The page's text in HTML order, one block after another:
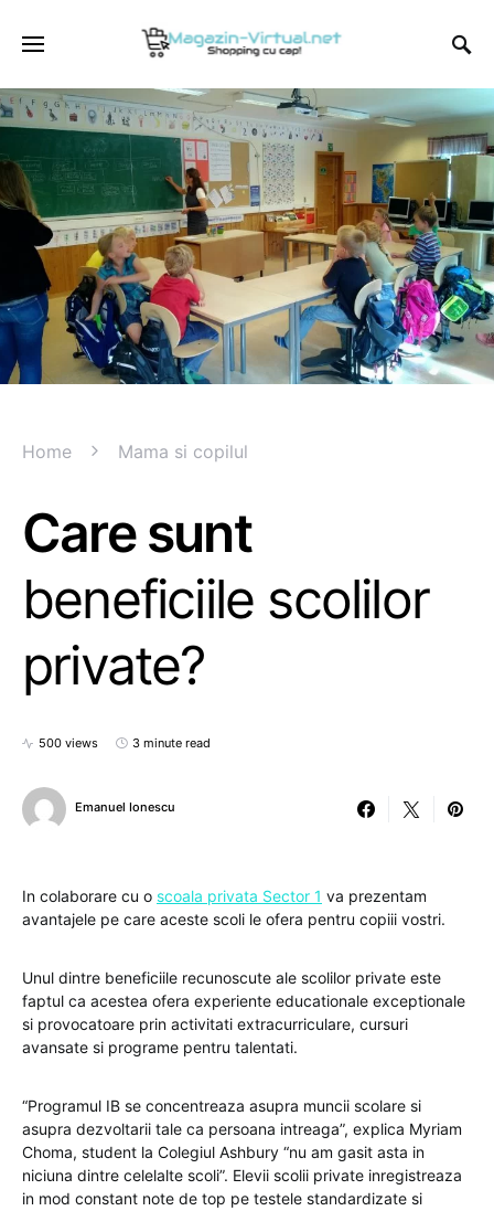
Home Mama si copilul
Care sunt
beneficiile scolilor
private?
500 views 3 minute read
Emanuel Ionescu
In colaborare cu o scoala privata Sector 1 va prezentam
avantajele pe care aceste scoli le ofera pentru copiii vostri.
Unul dintre beneficiile recunoscute ale scolilor private este
faptul ca acestea ofera experiente educationale exceptionale
si provocatoare prin activitati extracurriculare, cursuri
avansate si programe pentru talentati.
“Programul IB se concentreaza asupra muncii scolare si
asupra dezvoltarii tale ca persoana intreaga”, explica Myriam
Choma, student la Colegiul Ashbury “nu am gasit asta in
niciuna dintre celelalte scoli”. Elevii scolii private inregistreaza
in mod constant note de top pe testele standardizate si